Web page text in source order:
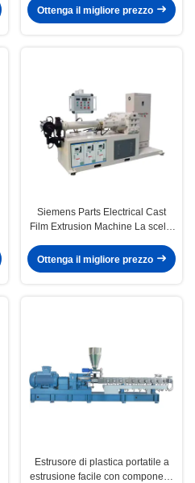
Dimensione 7*4*5m
Ottenga il migliore prezzo
Siemens Parts Electrical Cast
Film Extrusion Machine La scelta
cinematografica
Ottenga il migliore prezzo
Estrusore di plastica portatile a
estrusione facile con componenti